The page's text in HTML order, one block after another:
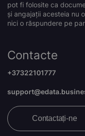
pot fi folosite ca
și angajații acesteia nu
nici o răspundere pe
Contacte
+37322101777
Contactați-ne